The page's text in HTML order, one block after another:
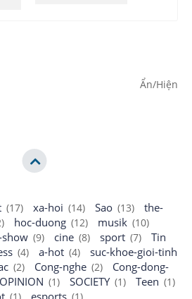
(17) xa-hoi (14) Sao (13)
the-
hoc-duong (12) musik (10)
(9) cine (8) sport (7)
Tin
(4) a-hot (4) suc-khoe-gioi-tinh
(2) Cong-nghe (2)
Cong-dong-
OPINION (1) SOCIETY (1) Teen (1)